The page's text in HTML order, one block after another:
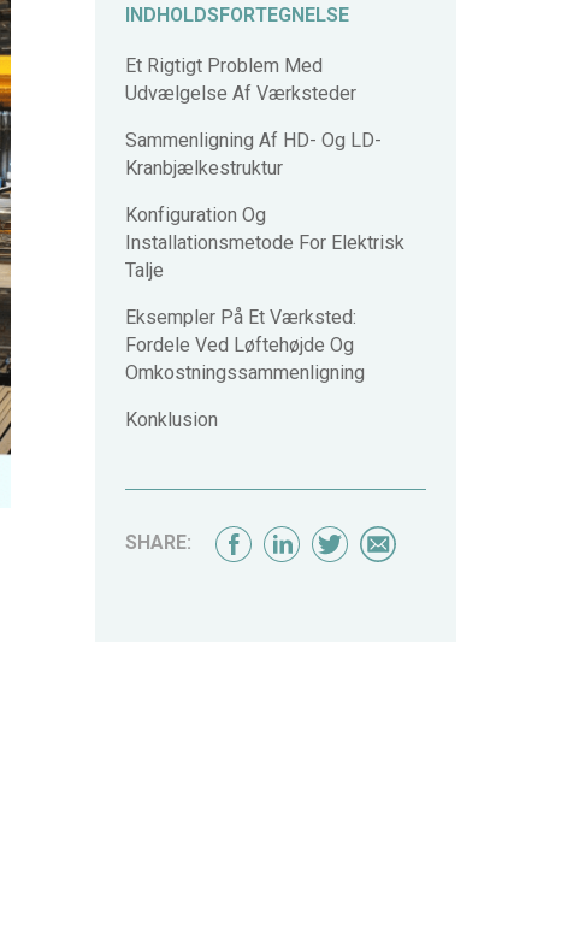
INDHOLDSFORTEGNELSE
Et Rigtigt Problem Med
Udvælgelse Af Værksteder
Sammenligning Af HD- Og LD-
Kranbjælkestruktur
Konfiguration Og
Installationsmetode For Elektrisk
Talje
Eksempler På Et Værksted:
Fordele Ved Løftehøjde Og
Omkostningssammenligning
Konklusion
SHARE: